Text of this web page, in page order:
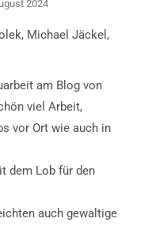
2024
Michael Jäckel,
am Blog von
viel Arbeit,
vor Ort wie auch in
dem Lob für den
auch gewaltige